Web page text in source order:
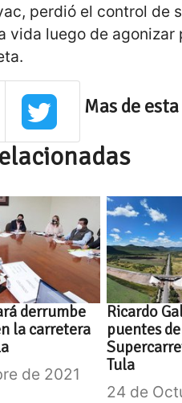
perdió el control de
vida luego de
Mas de
derrumbe
la carretera
de 2021
Ricardo
puentes de
Tula
24 de